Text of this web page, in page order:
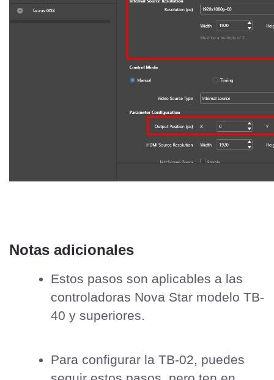
Notas adicionales
Estos pasos son aplicables a las
controladoras Nova Star modelo TB-
40 y superiores.
Para configurar la TB-02, puedes